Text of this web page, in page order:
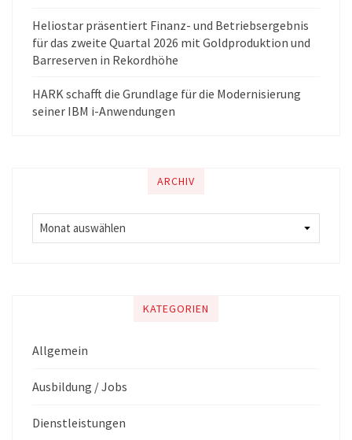
Heliostar präsentiert Finanz- und Betriebsergebnis
für das zweite Quartal 2026 mit Goldproduktion und
Barreserven in Rekordhöhe
HARK schafft die Grundlage für die Modernisierung
seiner IBM i-Anwendungen
ARCHIV
KATEGORIEN
Allgemein
Ausbildung / Jobs
Dienstleistungen